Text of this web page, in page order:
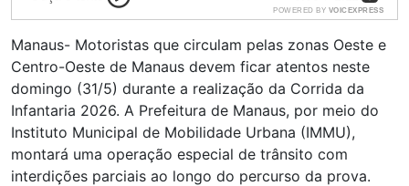
POWERED BY VOICEXPRESS
Manaus- Motoristas que circulam pelas zonas Oeste e
Centro-Oeste de Manaus devem ficar atentos neste
domingo (31/5) durante a realização da Corrida da
Infantaria 2026. A Prefeitura de Manaus, por meio do
Instituto Municipal de Mobilidade Urbana (IMMU),
montará uma operação especial de trânsito com
interdições parciais ao longo do percurso da prova.